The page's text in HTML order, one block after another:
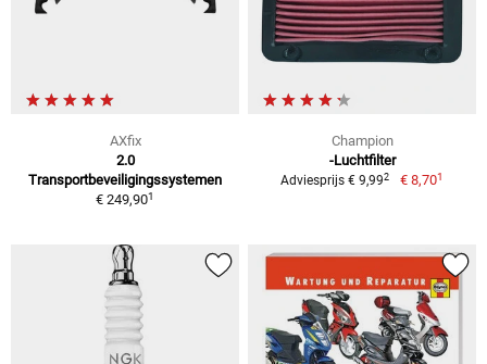
AXfix
2.0
Transportbeveiligingssystemen
€ 249,901
Champion
-Luchtfilter
Adviesprijs € 9,992 € 8,701